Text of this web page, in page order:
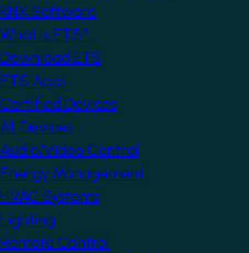
KNX Software
What is ETS?
Download ETS
ETS Apps
Certified Devices
All Devices
Audio/Video Control
Energy Management
HVAC Systems
Lighting
Remote Control